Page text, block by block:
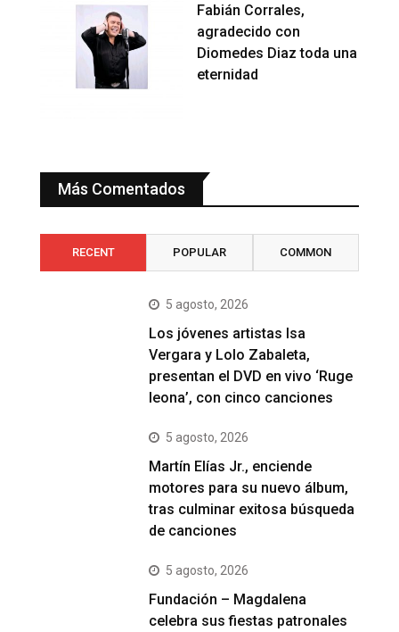
Fabián Corrales,
agradecido con
Diomedes Diaz toda una
eternidad
Más Comentados
RECENT POPULAR COMMON
5 agosto, 2026
Los jóvenes artistas Isa
Vergara y Lolo Zabaleta,
presentan el DVD en vivo ‘Ruge
leona’, con cinco canciones
5 agosto, 2026
Martín Elías Jr., enciende
motores para su nuevo álbum,
tras culminar exitosa búsqueda
de canciones
5 agosto, 2026
Fundación – Magdalena
celebra sus fiestas patronales